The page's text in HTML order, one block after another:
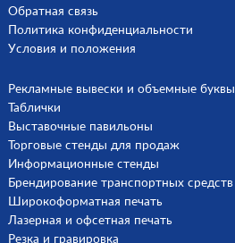
Обратная связь
Политика конфиденциальности
Условия и положения
Рекламные вывески и объемные буквы
Таблички
Выставочные павильоны
Торговые стенды для продаж
Информационные стенды
Брендирование транспортных средств
Широкоформатная печать
Лазерная и офсетная печать
Резка и гравировка